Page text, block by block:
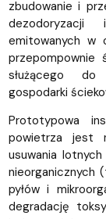
zbudowanie i
emitowanych w
przepompownie
służącego do
gospodarki
Prototypowa
powietrza jest
usuwania
nieorganicznych
pyłów i
degradację